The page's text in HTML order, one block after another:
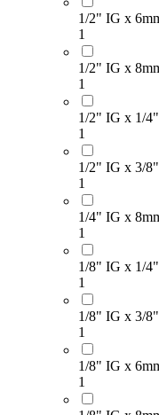
1/2" IG x
1
1/2" IG x
1
1/2" IG x 1/
1
1/2" IG x 3/
1
1/4" IG x
1
1/8" IG x 1/
1
1/8" IG x 3/
1
1/8" IG x
1